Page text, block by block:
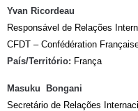
Yvan Ricordeau
Responsável de Relações
CFDT – Confédération
País/Território: França
Masuku Bongani
Secretário de Relações